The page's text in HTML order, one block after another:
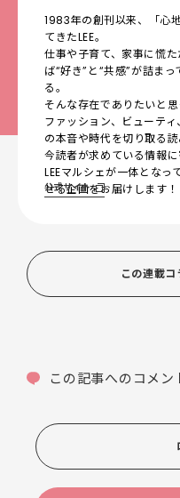
1983年の創刊以来、「心
てきたLEE。
仕事や子育て、家事に慌
ば“好き”と“共感”が詰ま
る。
そんな存在でありたいと思
ファッション、ビューテ
の本音や時代を切り取る読
今読者が求めている情報
LEEマルシェが一体となっ
せる企画をお届けします！
公式サイト
この連載
この記事へのコメン